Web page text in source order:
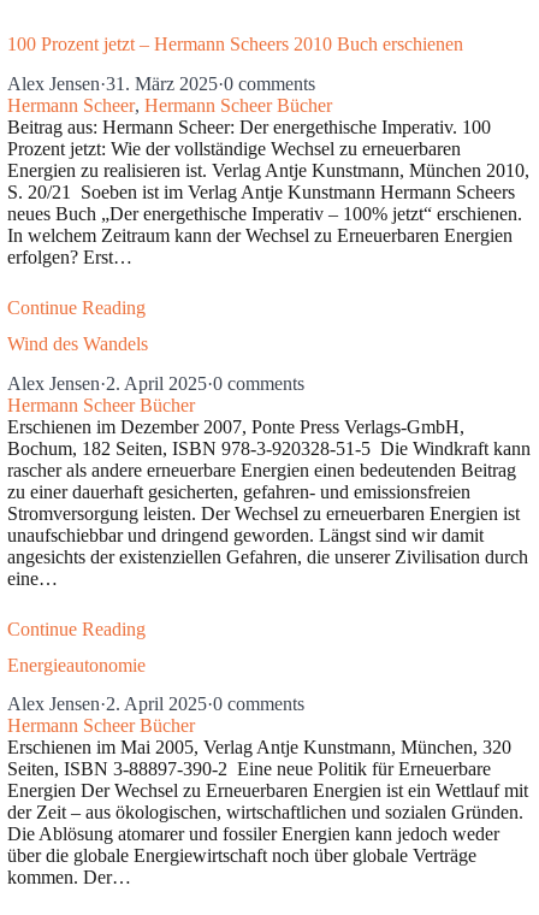
100 Prozent jetzt – Hermann Scheers 2010 Buch erschienen
Alex Jensen·31. März 2025·0 comments
Hermann Scheer, Hermann Scheer Bücher
Beitrag aus: Hermann Scheer: Der energethische Imperativ. 100
Prozent jetzt: Wie der vollständige Wechsel zu erneuerbaren
Energien zu realisieren ist. Verlag Antje Kunstmann, München 2010,
S. 20/21 Soeben ist im Verlag Antje Kunstmann Hermann Scheers
neues Buch „Der energethische Imperativ – 100% jetzt“ erschienen.
In welchem Zeitraum kann der Wechsel zu Erneuerbaren Energien
erfolgen? Erst…
Continue Reading
Wind des Wandels
Alex Jensen·2. April 2025·0 comments
Hermann Scheer Bücher
Erschienen im Dezember 2007, Ponte Press Verlags-GmbH,
Bochum, 182 Seiten, ISBN 978-3-920328-51-5 Die Windkraft kann
rascher als andere erneuerbare Energien einen bedeutenden Beitrag
zu einer dauerhaft gesicherten, gefahren- und emissionsfreien
Stromversorgung leisten. Der Wechsel zu erneuerbaren Energien ist
unaufschiebbar und dringend geworden. Längst sind wir damit
angesichts der existenziellen Gefahren, die unserer Zivilisation durch
eine…
Continue Reading
Energieautonomie
Alex Jensen·2. April 2025·0 comments
Hermann Scheer Bücher
Erschienen im Mai 2005, Verlag Antje Kunstmann, München, 320
Seiten, ISBN 3-88897-390-2 Eine neue Politik für Erneuerbare
Energien Der Wechsel zu Erneuerbaren Energien ist ein Wettlauf mit
der Zeit – aus ökologischen, wirtschaftlichen und sozialen Gründen.
Die Ablösung atomarer und fossiler Energien kann jedoch weder
über die globale Energiewirtschaft noch über globale Verträge
kommen. Der…